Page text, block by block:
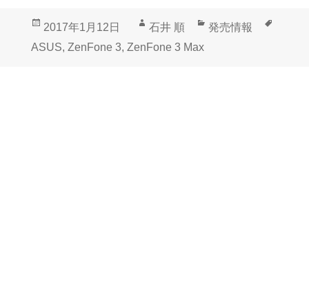
投
稿
2017年1月12日
作
成
石井 順
カ
発売情報
ASUS, ZenFone 3, ZenFone 3 Max